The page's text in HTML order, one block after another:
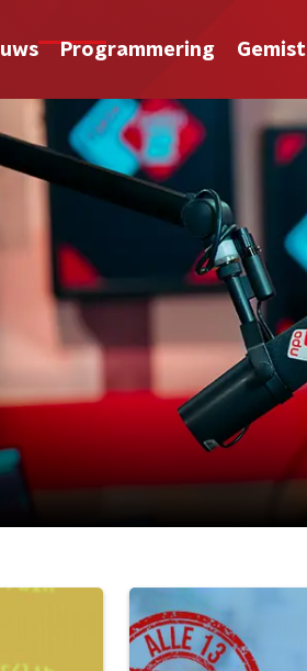
Programmering Gemist